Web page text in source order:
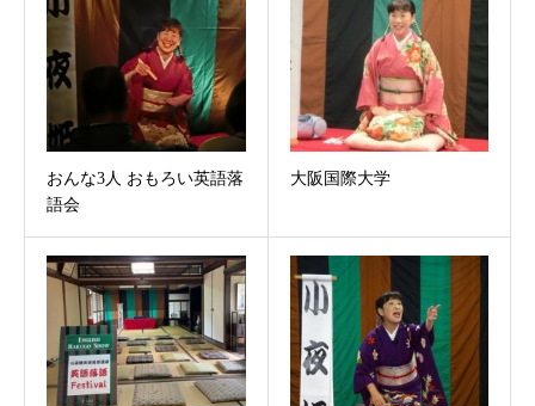
おんな3人 おもろい英語落
語会
大阪国際大学